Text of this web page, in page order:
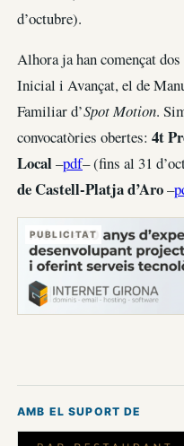
d’octubre).
Alhora ja han començat
Inicial i Avançat, el de
Familiar d’Spot Motion.
convocatòries obertes: 4t
Local–pdf– (fins al 31
de Castell-Platja d’Aro–
PUBLICITAT
AMB EL SUPORT DE